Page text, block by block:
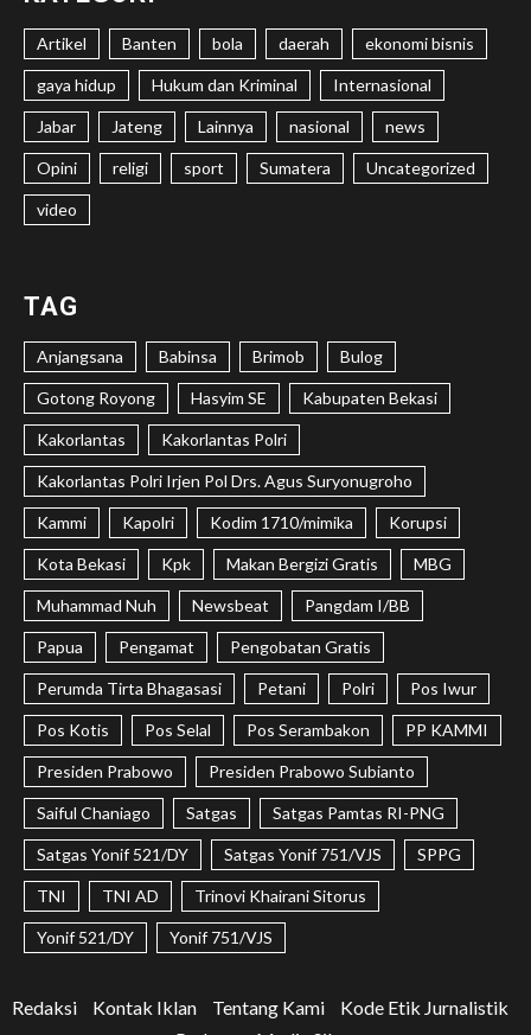
Artikel Banten bola daerah ekonomi bisnis
gaya hidup Hukum dan Kriminal Internasional
Jabar Jateng Lainnya nasional news
Opini religi sport Sumatera Uncategorized
video
TAG
Anjangsana Babinsa Brimob Bulog
Gotong Royong Hasyim SE Kabupaten Bekasi
Kakorlantas Kakorlantas Polri
Kakorlantas Polri Irjen Pol Drs. Agus Suryonugroho
Kammi Kapolri Kodim 1710/mimika Korupsi
Kota Bekasi Kpk Makan Bergizi Gratis MBG
Muhammad Nuh Newsbeat Pangdam I/BB
Papua Pengamat Pengobatan Gratis
Perumda Tirta Bhagasasi Petani Polri Pos Iwur
Pos Kotis Pos Selal Pos Serambakon PP KAMMI
Presiden Prabowo Presiden Prabowo Subianto
Saiful Chaniago Satgas Satgas Pamtas RI-PNG
Satgas Yonif 521/DY Satgas Yonif 751/VJS SPPG
TNI TNI AD Trinovi Khairani Sitorus
Yonif 521/DY Yonif 751/VJS
Redaksi Kontak Iklan Tentang Kami
Kode Etik Jurnalistik